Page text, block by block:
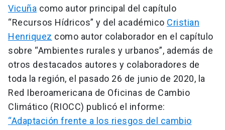
Vicuña como autor principal del capítulo
“Recursos Hídricos” y del académico Cristian
Henriquez como autor colaborador en el capítulo
sobre “Ambientes rurales y urbanos”, además de
otros destacados autores y colaboradores de
toda la región, el pasado 26 de junio de 2020, la
Red Iberoamericana de Oficinas de Cambio
Climático (RIOCC) publicó el informe:
“Adaptación frente a los riesgos del cambio